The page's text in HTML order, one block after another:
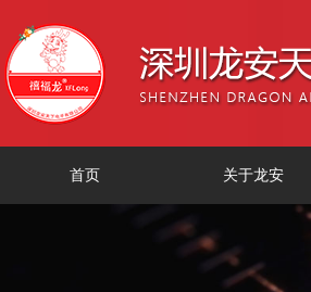
首页 关于龙安